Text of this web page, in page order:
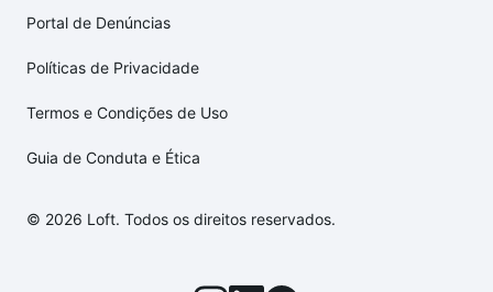
Portal de Denúncias
Políticas de Privacidade
Termos e Condições de Uso
Guia de Conduta e Ética
© 2026 Loft. Todos os direitos reservados.